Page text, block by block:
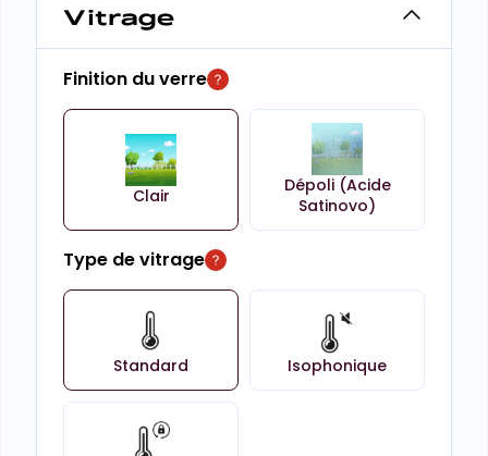
Vitrage
Finition du verre
Clair
Dépoli (Acide
Satinovo)
Type de vitrage
Standard Isophonique